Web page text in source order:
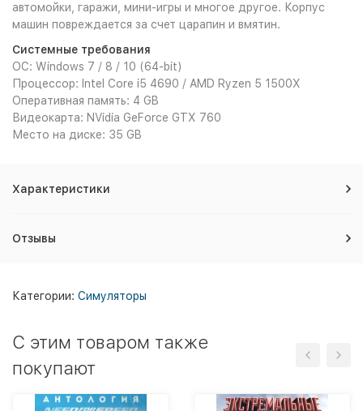
автомойки, гаражи, мини-игры и многое другое. Корпус
машин повреждается за счет царапин и вмятин.
Системные требования
ОС: Windows 7 / 8 / 10 (64-bit)
Процессор: Intel Core i5 4690 / AMD Ryzen 5 1500X
Оперативная память: 4 GB
Видеокарта: NVidia GeForce GTX 760
Место на диске: 35 GB
Характеристики
Отзывы
Категории: Симуляторы
C этим товаром также
покупают